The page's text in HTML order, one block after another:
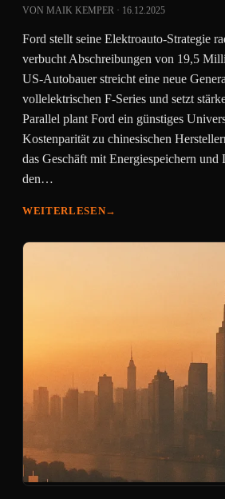
VON MAIK KEMPER · 16.12.2025
Ford stellt seine Elektroauto-Strategie
verbucht Abschreibungen von 19,5
US-Autobauer streicht eine neue
vollelektrischen F-Series und setzt
Parallel plant Ford ein günstiges
Kostenparität zu chinesischen
das Geschäft mit Energiespeichern
den…
WEITERLESEN→